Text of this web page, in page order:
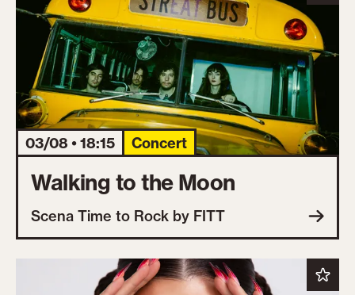
03/08 • 18:15 Concert
Walking to the Moon
Scena Time to Rock by FITT